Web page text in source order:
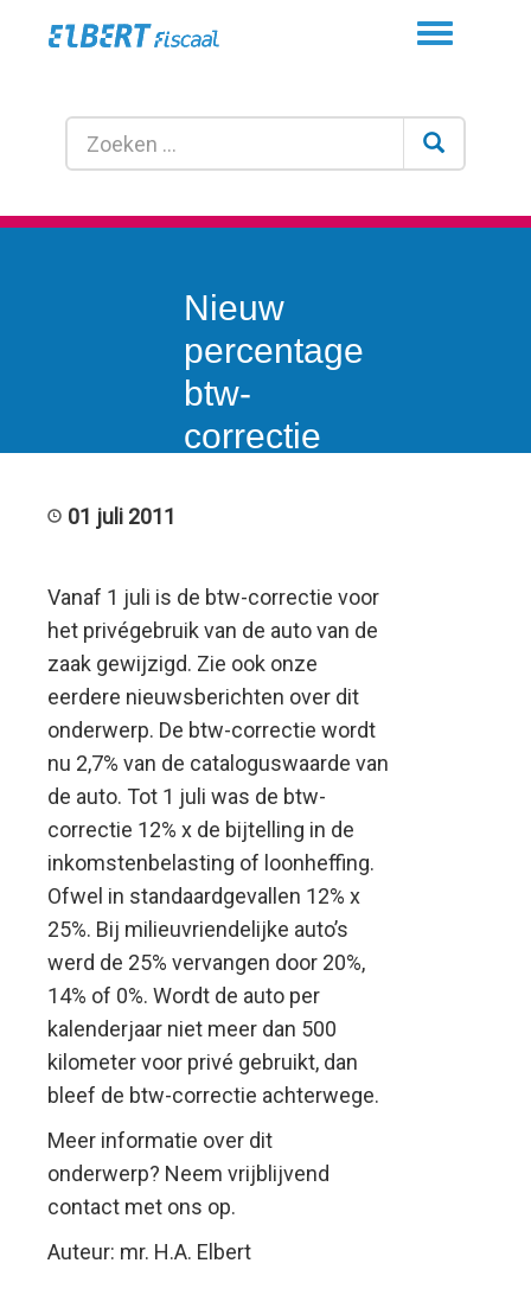
Toggle
Nieuw
percentage
btw-
correctie
01 juli 2011
Vanaf 1 juli is de btw-correctie voor
het privégebruik van de auto van de
zaak gewijzigd. Zie ook onze
eerdere nieuwsberichten over dit
onderwerp. De btw-correctie wordt
nu 2,7% van de cataloguswaarde van
de auto. Tot 1 juli was de btw-
correctie 12% x de bijtelling in de
inkomstenbelasting of loonheffing.
Ofwel in standaardgevallen 12% x
25%. Bij milieuvriendelijke auto’s
werd de 25% vervangen door 20%,
14% of 0%. Wordt de auto per
kalenderjaar niet meer dan 500
kilometer voor privé gebruikt, dan
bleef de btw-correctie achterwege.
Meer informatie over dit
onderwerp? Neem vrijblijvend
contact met ons op.
Auteur: mr. H.A. Elbert